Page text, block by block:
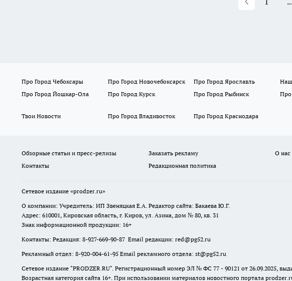
Про Город Чебоксары Про Город Новочебоксарск Про Город Ярославль
Про Город Йошкар-Ола
Про Город Курск Про Город Рыбинск Про
Твои Новости
Про Город Владивосток Про Город Краснодара
Обзорные статьи и пресс-релизы Заказать рекламу
О нас
Контакты
Редакционная политика
Сетевое издание «prodzer.ru»
О компании: Учредитель: ИП Звеняцкая Е.А. Редактор сайта: Бакаева Ю.Г.
Адрес: 610001, Кировская область, г. Киров, ул. Азина, дом № 80, кв. 31
Знак информационной продукции: 16+
Контакты: Редакция: 8-927-669-90-87 Email редакции: red@pg52.ru
Рекламный отдел: 8-920-004-61-95 Email рекламного отдела: st@pg52.ru
Сетевое издание "PRODZER.RU". Регистрационный номер ЭЛ № ФС 77 - 90121 от 26.09.2025,
Возрастная категория сайта 16+. При использовании материалов новостного портала